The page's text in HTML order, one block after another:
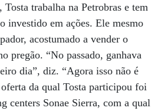
trabalha na Petrobras e tem
investido em ações. Ele mesmo
acostumado a vender o
pregão. “No passado, ganhava
dia”, diz. “Agora isso não é
da qual Tosta participou foi
centers Sonae Sierra, com a qual